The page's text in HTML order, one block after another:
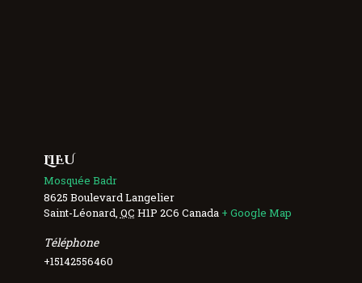
LIEU
Mosquée Badr
8625 Boulevard Langelier
Saint-Léonard QC H1P 2C6 Canada + Google Map
Téléphone
+15142556460